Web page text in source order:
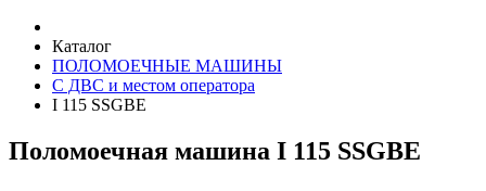
Каталог
ПОЛОМОЕЧНЫЕ МАШИНЫ
C ДВC и местом оператора
I 115 SSGBE
Поломоечная машина I 115 SSGBE